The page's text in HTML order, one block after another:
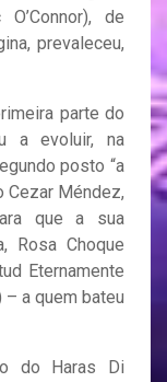
de
prevaleceu,
parte do
a evoluir, na
posto “a
Cezar Méndez,
que a sua
Rosa Choque
Eternamente
– a quem bateu
do Haras Di